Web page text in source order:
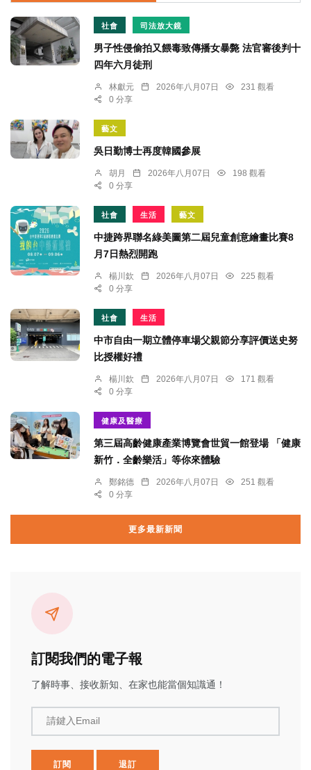
社會 司法放大鏡
男子性侵偷拍又餵毒致傳播女暴斃 法官審後判十
四年六月徒刑
林獻元 2026年八月07日
231 觀看
0 分享
藝文
吳日勤博士再度韓國參展
胡月 2026年八月07日
198 觀看
0 分享
社會 生活 藝文
中捷跨界聯名綠美圖第二屆兒童創意繪畫比賽8
月7日熱烈開跑
楊川欽 2026年八月07日
225 觀看
0 分享
社會 生活
中市自由一期立體停車場父親節分享評價送史努
比授權好禮
楊川欽 2026年八月07日
171 觀看
0 分享
健康及醫療
第三屆高齡健康產業博覽會世貿一館登場 「健康
新竹．全齡樂活」等你來體驗
鄭銘德 2026年八月07日
251 觀看
0 分享
更多最新新聞
訂閱我們的電子報
了解時事、接收新知、在家也能當個知識通！
請鍵入Email
訂閱 退訂